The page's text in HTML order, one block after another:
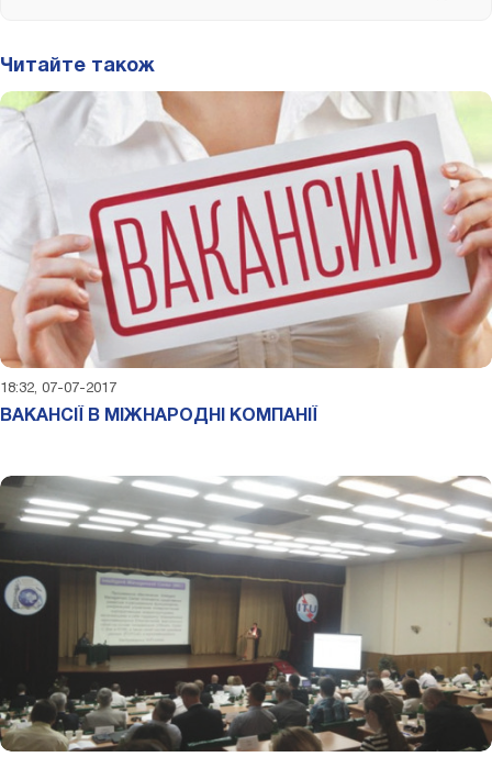
Читайте також
18:32, 07-07-2017
ВАКАНСІЇ В МІЖНАРОДНІ КОМПАНІЇ